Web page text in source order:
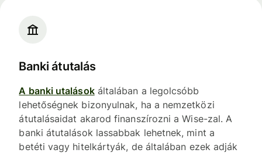
Banki átutalás
A banki utalásokáltalában a legolcsóbb
lehetőségnek bizonyulnak, ha a nemzetközi
átutalásaidat akarod finanszírozni a Wise-zal. A
banki átutalások lassabbak lehetnek, mint a
betéti vagy hitelkártyák, de általában ezek adják